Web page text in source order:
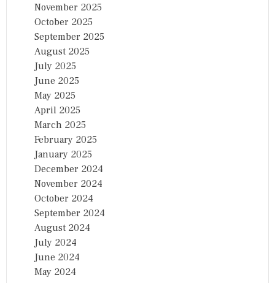
November 2025
October 2025
September 2025
August 2025
July 2025
June 2025
May 2025
April 2025
March 2025
February 2025
January 2025
December 2024
November 2024
October 2024
September 2024
August 2024
July 2024
June 2024
May 2024